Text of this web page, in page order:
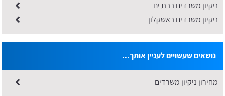
​ניקיון משרדים בבת ים
ניקיון משרדים באשקלון
נושאים שעשויים לעניין אותך...
מחירון ניקיון משרדים